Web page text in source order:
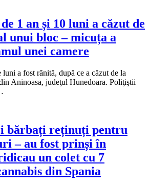
1 an și 10 luni a căzut de
unui bloc – micuța a
unei camere
a fost rănită, după ce a căzut de la
Aninoasa, judeţul Hunedoara. Poliţiştii
bărbați reținuți pentru
– au fost prinși în
un colet cu 7
din Spania